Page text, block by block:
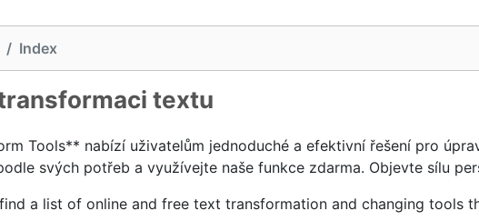
Index
textu
Tools** nabízí uživatelům jednoduché a efektivní řešení pro
svých potřeb a využívejte naše funkce zdarma. Objevte sílu
a list of online and free text transformation and changing tools